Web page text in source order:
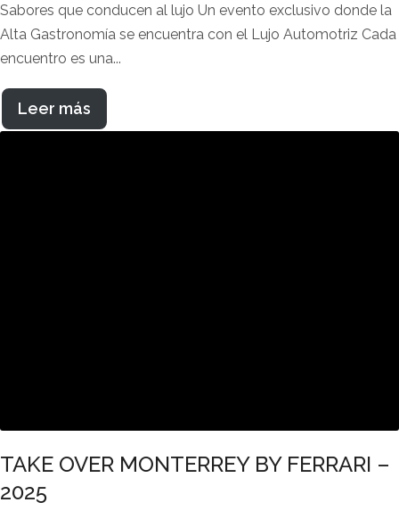
Sabores que conducen al lujo Un evento exclusivo donde la
Alta Gastronomía se encuentra con el Lujo Automotriz Cada
encuentro es una...
Leer más
TAKE OVER MONTERREY BY FERRARI –
2025